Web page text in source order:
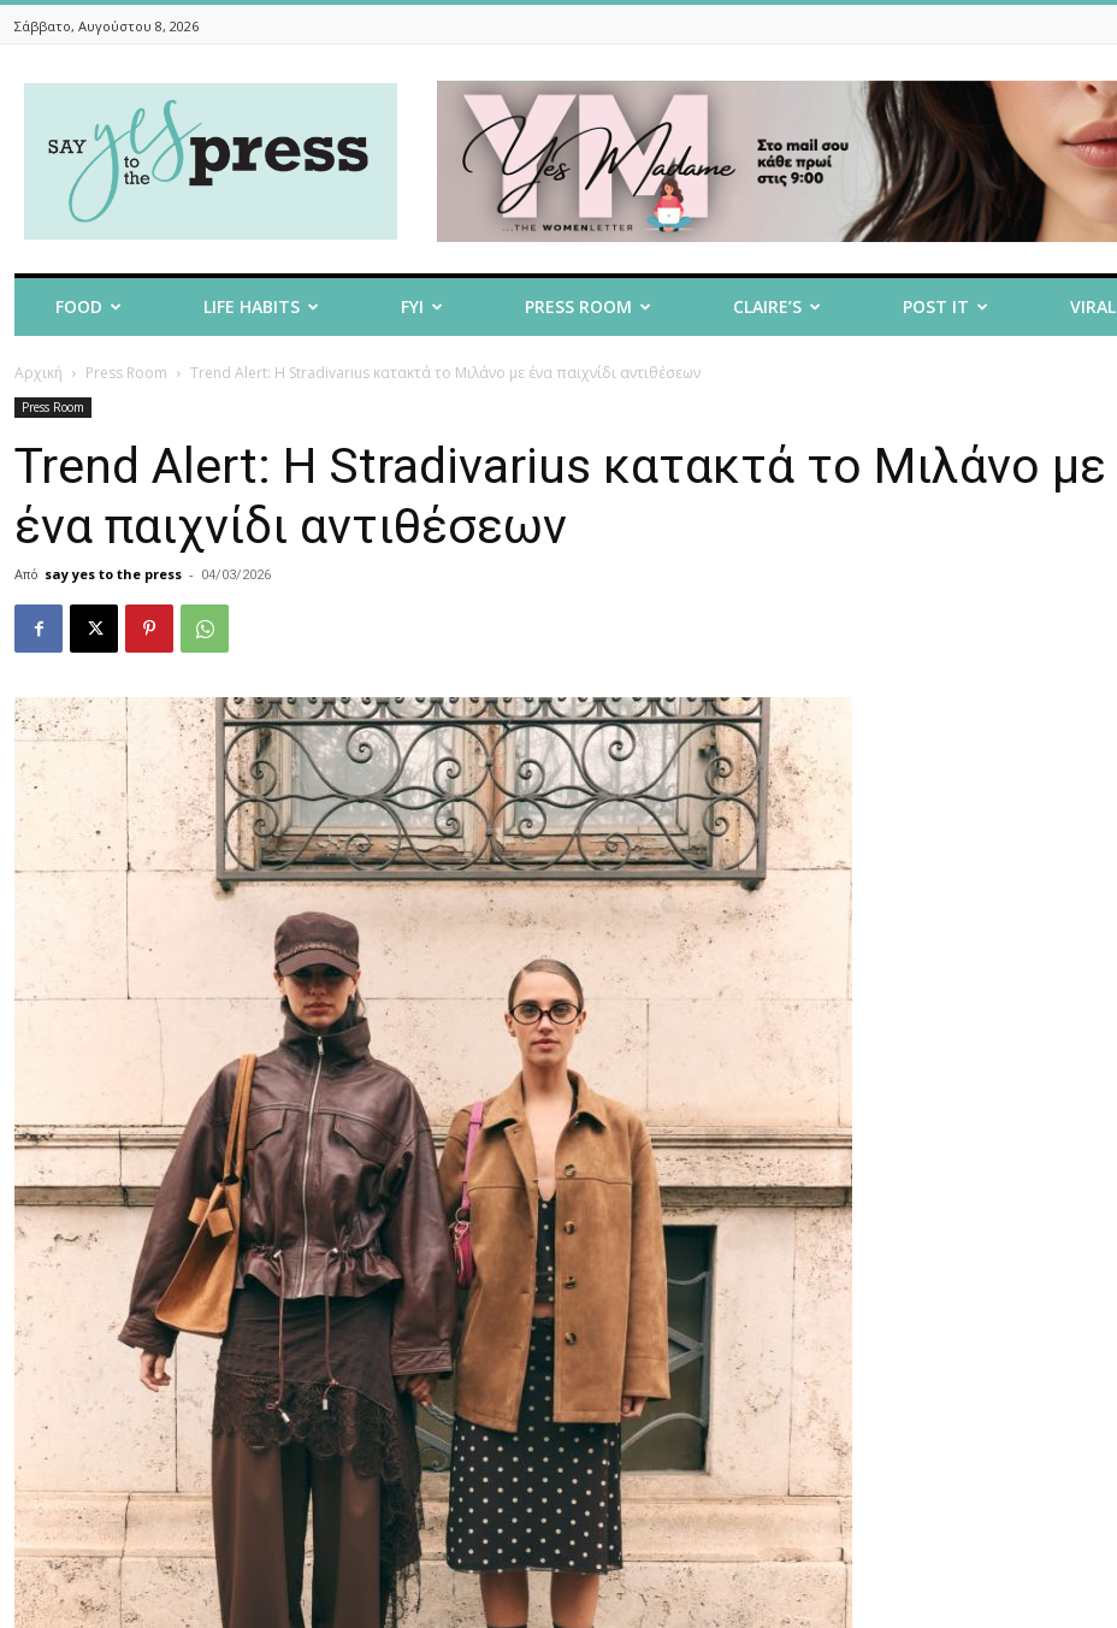
Σάββατο, Αυγούστου 8, 2026
To
The
FOOD LIFE HABITS FYI PRESS ROOM CLAIRE’S POST IT VIRAL
Αρχική Press Room Trend Alert: Η Stradivarius κατακτά το Μιλάνο με ένα παιχνίδι αντιθέσεων
Press Room
Trend Alert: Η Stradivarius κατακτά το Μιλάνο με
ένα παιχνίδι αντιθέσεων
Από say yes to the press - 04/03/2026